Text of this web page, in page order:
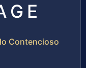
Contencioso